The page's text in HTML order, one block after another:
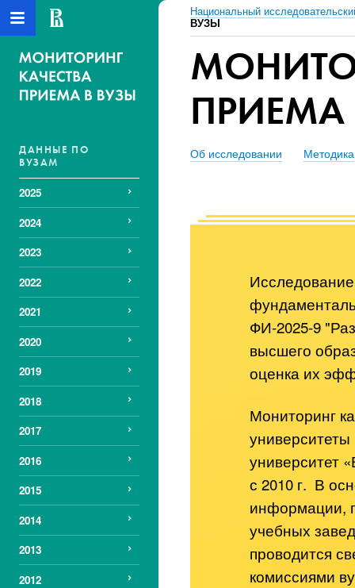
ДАННЫЕ ПО
ВУЗАМ
2025
2024
2023
2022
2021
2020
2019
2018
2017
2016
2015
2014
2013
2012
Национальный
ВУЗЫ
ПРИЕМА
Об исследовании Методика
ФИ-2025-9
высшего
оценка их
Мониторинг
университет
с 2010 г. В
информации,
учебных
проводится
комиссиями